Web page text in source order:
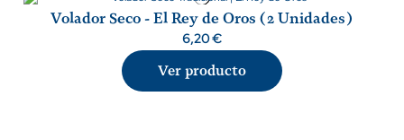
Volador Seco - El Rey de Oros (2 Unidades)
6,20 €
Ver producto